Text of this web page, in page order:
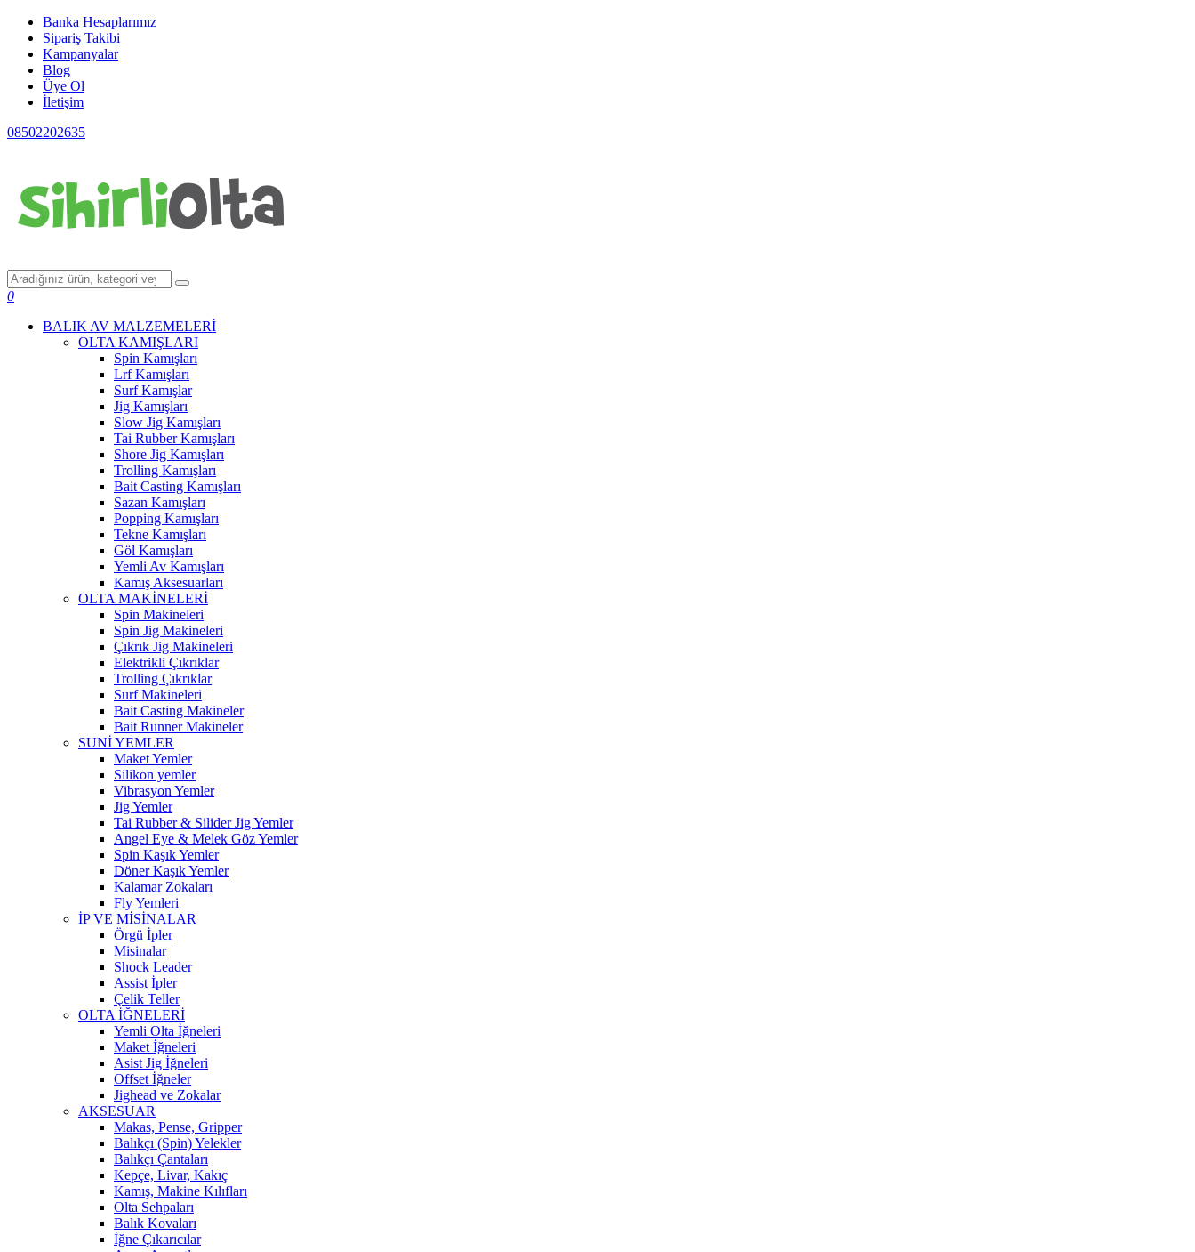
Banka Hesaplarımız
Sipariş Takibi
Kampanyalar
Blog
Üye Ol
İletişim
08502202635
0
BALIK AV MALZEMELERİ
OLTA KAMIŞLARI
Spin Kamışları
Lrf Kamışları
Surf Kamışlar
Jig Kamışları
Slow Jig Kamışları
Tai Rubber Kamışları
Shore Jig Kamışları
Trolling Kamışları
Bait Casting Kamışları
Sazan Kamışları
Popping Kamışları
Tekne Kamışları
Göl Kamışları
Yemli Av Kamışları
Kamış Aksesuarları
OLTA MAKİNELERİ
Spin Makineleri
Spin Jig Makineleri
Çıkrık Jig Makineleri
Elektrikli Çıkrıklar
Trolling Çıkrıklar
Surf Makineleri
Bait Casting Makineler
Bait Runner Makineler
SUNİ YEMLER
Maket Yemler
Silikon yemler
Vibrasyon Yemler
Jig Yemler
Tai Rubber & Silider Jig Yemler
Angel Eye & Melek Göz Yemler
Spin Kaşık Yemler
Döner Kaşık Yemler
Kalamar Zokaları
Fly Yemleri
İP VE MİSİNALAR
Örgü İpler
Misinalar
Shock Leader
Assist İpler
Çelik Teller
OLTA İĞNELERİ
Yemli Olta İğneleri
Maket İğneleri
Asist Jig İğneleri
Offset İğneler
Jighead ve Zokalar
AKSESUAR
Makas, Pense, Gripper
Balıkçı (Spin) Yelekler
Balıkçı Çantaları
Kepçe, Livar, Kakıç
Kamış, Makine Kılıfları
Olta Sehpaları
Balık Kovaları
İğne Çıkarıcılar